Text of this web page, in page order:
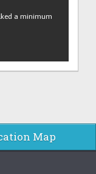
a minimum
Map